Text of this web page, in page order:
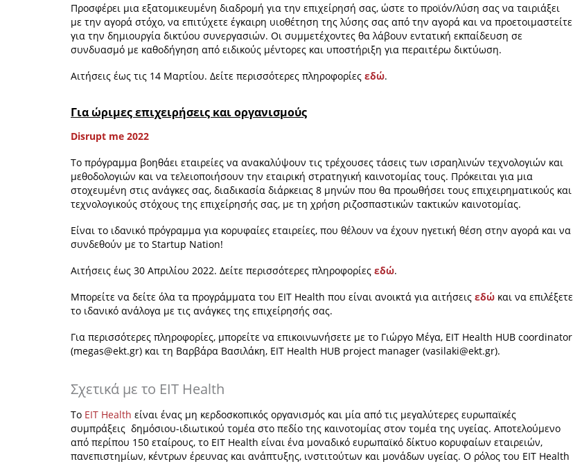
Προσφέρει μια εξατομικευμένη διαδρομή για την επιχείρησή σας, ώστε το προϊόν/λύση σας να ταιριάξει
με την αγορά στόχο, να επιτύχετε έγκαιρη υιοθέτηση της λύσης σας από την αγορά και να προετοιμαστείτε
για την δημιουργία δικτύου συνεργασιών. Οι συμμετέχοντες θα λάβουν εντατική εκπαίδευση σε
συνδυασμό με καθοδήγηση από ειδικούς μέντορες και υποστήριξη για περαιτέρω δικτύωση.
Αιτήσεις έως τις 14 Μαρτίου. Δείτε περισσότερες πληροφορίες εδώ.
Για ώριμες επιχειρήσεις και οργανισμούς
Disrupt me 2022
Το πρόγραμμα βοηθάει εταιρείες να ανακαλύψουν τις τρέχουσες τάσεις των ισραηλινών τεχνολογιών και
μεθοδολογιών και να τελειοποιήσουν την εταιρική στρατηγική καινοτομίας τους. Πρόκειται για μια
στοχευμένη στις ανάγκες σας, διαδικασία διάρκειας 8 μηνών που θα προωθήσει τους επιχειρηματικούς και
τεχνολογικούς στόχους της επιχείρησής σας, με τη χρήση ριζοσπαστικών τακτικών καινοτομίας.
Είναι το ιδανικό πρόγραμμα για κορυφαίες εταιρείες, που θέλουν να έχουν ηγετική θέση στην αγορά και να
συνδεθούν με το Startup Nation!
Αιτήσεις έως 30 Απριλίου 2022. Δείτε περισσότερες πληροφορίες εδώ.
Μπορείτε να δείτε όλα τα προγράμματα του EIT Health που είναι ανοικτά για αιτήσεις εδώ και να επιλέξετε
το ιδανικό ανάλογα με τις ανάγκες της επιχείρησής σας.
Για περισσότερες πληροφορίες, μπορείτε να επικοινωνήσετε με το Γιώργο Μέγα, EIT Health HUB coordinator
(megas@ekt.gr) και τη Βαρβάρα Βασιλάκη, EIT Health HUB project manager (vasilaki@ekt.gr).
Σχετικά με το EIT Health
Το EIT Health είναι ένας μη κερδοσκοπικός οργανισμός και μία από τις μεγαλύτερες ευρωπαϊκές
συμπράξεις δημόσιου-ιδιωτικού τομέα στο πεδίο της καινοτομίας στον τομέα της υγείας. Αποτελούμενο
από περίπου 150 εταίρους, το EIT Health είναι ένα μοναδικό ευρωπαϊκό δίκτυο κορυφαίων εταιρειών,
πανεπιστημίων, κέντρων έρευνας και ανάπτυξης, ινστιτούτων και μονάδων υγείας. Ο ρόλος του EIT Health